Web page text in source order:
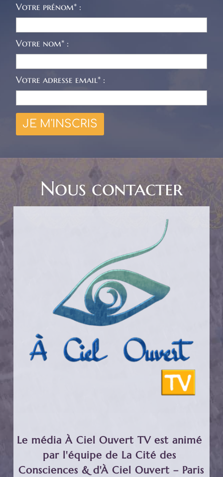
Votre prénom* :
Votre nom* :
Votre adresse email* :
Nous contacter
Le média À Ciel Ouvert TV est animé
par l'équipe de La Cité des
Consciences & d'À Ciel Ouvert – Paris